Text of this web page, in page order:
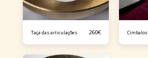
Taça das articulações 260€ Címbalos